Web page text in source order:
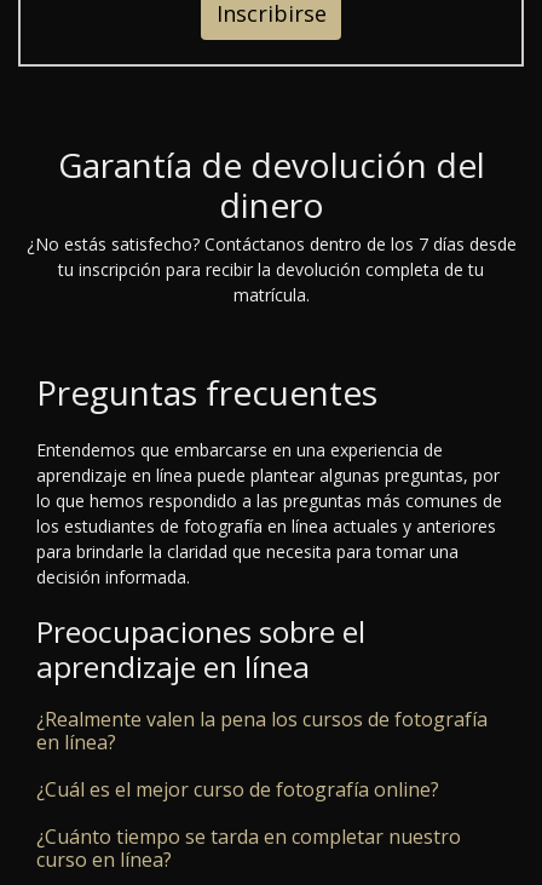
Inscribirse
Garantía de devolución del
dinero
¿No estás satisfecho? Contáctanos dentro de los 7 días desde
tu inscripción para recibir la devolución completa de tu
matrícula.
Preguntas frecuentes
Entendemos que embarcarse en una experiencia de
aprendizaje en línea puede plantear algunas preguntas, por
lo que hemos respondido a las preguntas más comunes de
los estudiantes de fotografía en línea actuales y anteriores
para brindarle la claridad que necesita para tomar una
decisión informada.
Preocupaciones sobre el
aprendizaje en línea
¿Realmente valen la pena los cursos de fotografía
en línea?
¿Cuál es el mejor curso de fotografía online?
¿Cuánto tiempo se tarda en completar nuestro
curso en línea?